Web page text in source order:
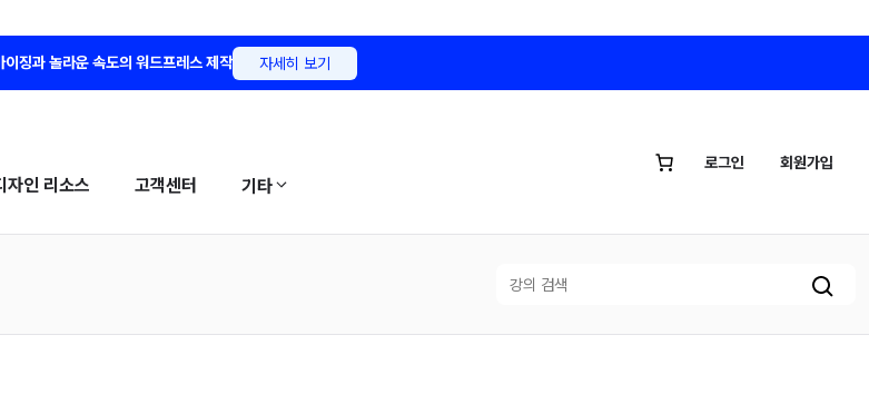
징과 놀라운 속도의 워드프레스 제작 자세히 보기
자인 리소스 고객센터 기타
로그인 회원가입